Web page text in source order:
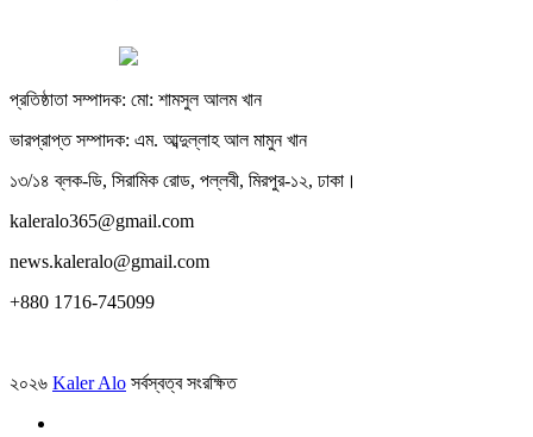
প্রতিষ্ঠাতা সম্পাদক: মো: শামসুল আলম খান
ভারপ্রাপ্ত সম্পাদক: এম. আব্দুল্লাহ আল মামুন খান
১৩/১৪ ব্লক-ডি, সিরামিক রোড, পল্লবী, মিরপুর-১২, ঢাকা।
kaleralo365@gmail.com
news.kaleralo@gmail.com
+880 1716-745099
২০২৬ Kaler Alo সর্বস্বত্ব সংরক্ষিত